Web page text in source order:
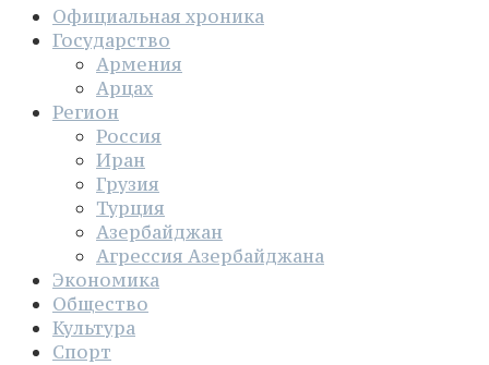
Официальная хроника
Государство
Армения
Арцах
Регион
Россия
Иран
Грузия
Турция
Азербайджан
Агрессия Азербайджана
Экономика
Общество
Культура
Спорт